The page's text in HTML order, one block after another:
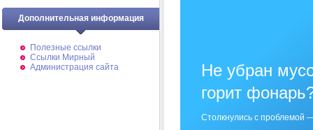
Дополнительная информация
Полезные ссылки
Ссылки Мирный
Администрация сайта
Не убран
горит
Столкнулись с проблемой